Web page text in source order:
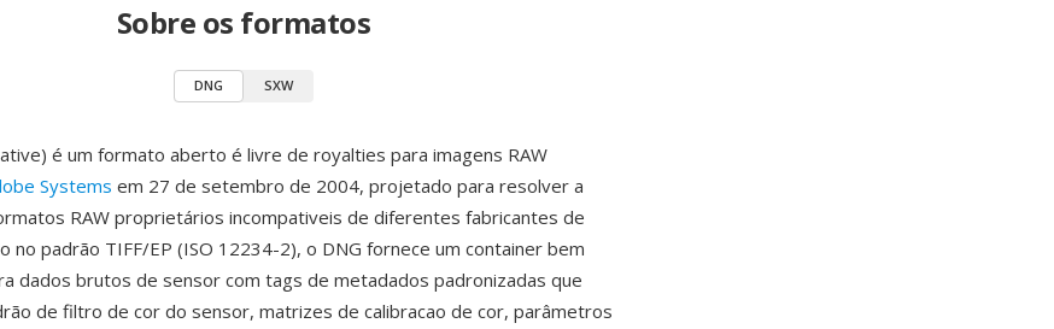
Sobre os formatos
DNG SXW
é um formato aberto é livre de royalties para imagens RAW
Systems em 27 de setembro de 2004, projetado para resolver a
RAW proprietários incompativeis de diferentes fabricantes de
no padrão TIFF/EP (ISO 12234-2), o DNG fornece um container bem
dados brutos de sensor com tags de metadados padronizadas que
de filtro de cor do sensor, matrizes de calibracao de cor, parâmetros